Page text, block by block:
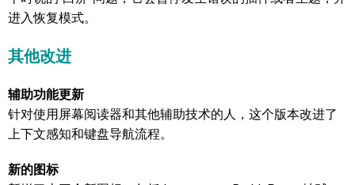
进入恢复模式。
其他改进
辅助功能更新
针对使用屏幕阅读器和其他辅助技术的人，这个版本改进了
上下文感知和键盘导航流程。
新的图标